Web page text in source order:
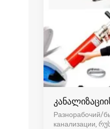
Разнорабочий/
канализации